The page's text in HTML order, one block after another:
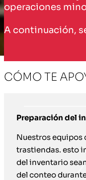
operaciones
A continuación,
CÓMO TE
Preparación del
Nuestros equipos
trastiendas. esto
del inventario
del conteo